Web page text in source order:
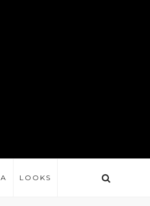
LOOKS